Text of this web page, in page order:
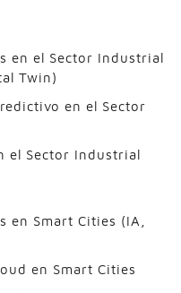
en el Sector Industrial
Twin)
en el Sector
el Sector Industrial
en Smart Cities (IA,
en Smart Cities